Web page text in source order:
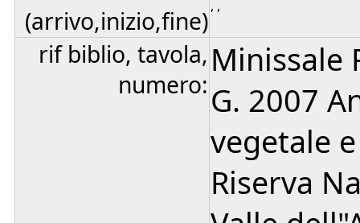
(arrivo,inizio,fine), ,
rif biblio, tavola,
numero:
Minissale
G. 2007
vegetale
Riserva